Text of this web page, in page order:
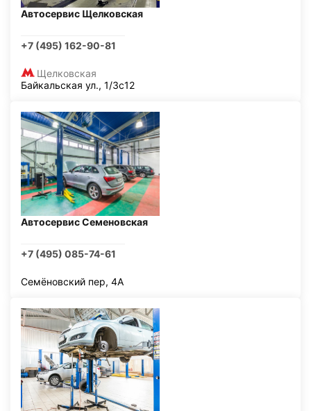
Автосервис Щелковская
+7 (495) 162-90-81
Щелковская
Байкальская ул., 1/3с12
Автосервис Семеновская
+7 (495) 085-74-61
Семёновский пер, 4А